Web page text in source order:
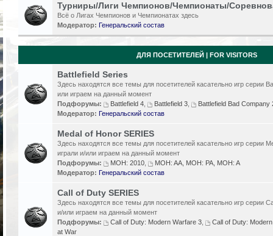
Турниры/Лиги Чемпионов/Чемпионаты/
Всё о Лигах Чемпионов и Чемпионатах здесь
Модератор: Генеральский состав
ДЛЯ ПОСЕТИТЕЛЕЙ | FOR VISITORS
Battlefield Series
Здесь находятся все темы для посетителей касательно игр серии
или играем на данный момент
Подфорумы:
Battlefield 4 Battlefield 3
Battlefield Bad Company
Модератор: Генеральский состав
Medal of Honor SERIES
Здесь находятся все темы для посетителей касательно игр серии
играли и/или играем на данный момент
Подфорумы:
MOH: 2010
MOH: AA, MOH: PA, MOH: A
Модератор: Генеральский состав
Call of Duty SERIES
Здесь находятся все темы для посетителей касательно игр серии
и/или играем на данный момент
Подфорумы:
Call of Duty: Modern Warfare 3
Call of Duty:
at War